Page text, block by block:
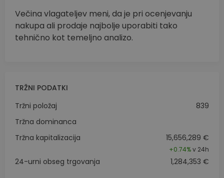
Večina vlagateljev meni, da je pri ocenjevanju
nakupa ali prodaje najbolje uporabiti tako
tehnično kot temeljno analizo.
TRŽNI PODATKI
Tržni položaj
839
Tržna dominanca
Tržna kapitalizacija
15,656,289 €
+0.74%v 24h
24-urni obseg trgovanja 1,284,353 €